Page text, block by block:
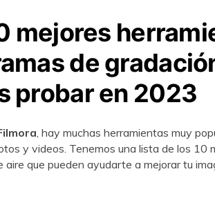
mejores
de
probar en 2023󠀲󠀡󠀠󠀡󠀨󠀦󠀨󠀧󠀨󠀳
, hay muchas herramientas muy
y videos.󠀲󠀡󠀠󠀡󠀨󠀦󠀨󠀧󠀩󠀳󠀰 Tenemos una lista de los 10
aire que pueden ayudarte a mejorar tu